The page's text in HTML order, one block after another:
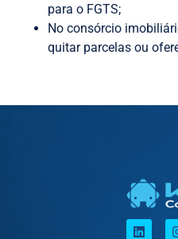
para o FGTS;
No consórcio
quitar parcelas ou